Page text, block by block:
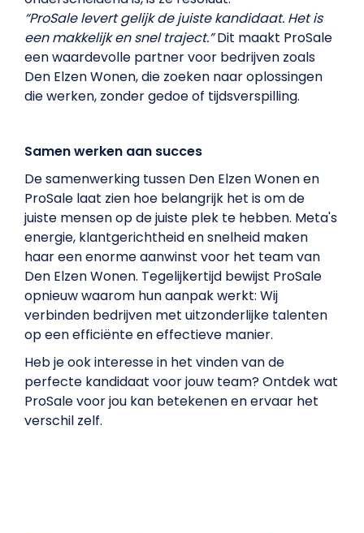
“ProSale levert gelijk de juiste kandidaat. Het is
een makkelijk en snel traject.”Dit maakt ProSale
een waardevolle partner voor bedrijven zoals
Den Elzen Wonen, die zoeken naar oplossingen
die werken, zonder gedoe of tijdsverspilling.
Samen werken aan succes
De samenwerking tussen Den Elzen Wonen en
ProSale laat zien hoe belangrijk het is om de
juiste mensen op de juiste plek te hebben. Meta's
energie, klantgerichtheid en snelheid maken
haar een enorme aanwinst voor het team van
Den Elzen Wonen. Tegelijkertijd bewijst ProSale
opnieuw waarom hun aanpak werkt: Wij
verbinden bedrijven met uitzonderlijke talenten
op een efficiënte en effectieve manier.
Heb je ook interesse in het vinden van de
perfecte kandidaat voor jouw team? Ontdek wat
ProSale voor jou kan betekenen en ervaar het
verschil zelf.